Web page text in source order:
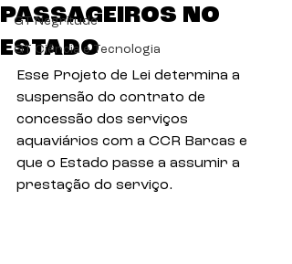
GT Negritude
GT Ciência e Tecnologia
PASSAGEIROS NO
ESTADO
Esse Projeto de Lei determina a
suspensão do contrato de
concessão dos serviços
aquaviários com a CCR Barcas e
que o Estado passe a assumir a
prestação do serviço.